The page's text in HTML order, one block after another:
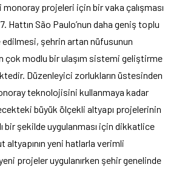
monoray projeleri için bir vaka çalışması
Hattın São Paulo’nun daha geniş toplu
edilmesi, şehrin artan nüfusunun
çok modlu bir ulaşım sistemi geliştirme
Düzenleyici zorlukların üstesinden
teknolojisini kullanmaya kadar
büyük ölçekli altyapı projelerinin
bir şekilde uygulanması için dikkatlice
altyapının yeni hatlarla verimli
projeler uygulanırken şehir genelinde